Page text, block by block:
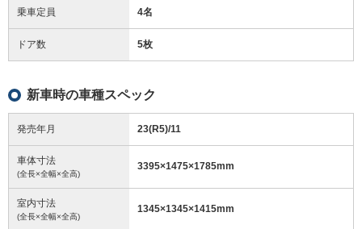
乗車定員 4名
ドア数 5枚
新車時の車種スペック
発売年月 23(R5)/11
車体寸法
(全長×全幅×全高)
3395×1475×1785mm
室内寸法
(全長×全幅×全高)
1345×1345×1415mm